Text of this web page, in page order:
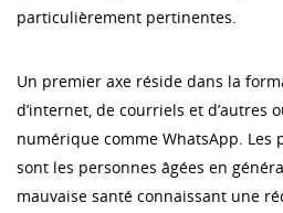
particulièrement pertinentes.
Un premier axe réside dans la
d’internet, de courriels et d’autres
numérique comme WhatsApp.
sont les personnes âgées en
mauvaise santé connaissant une